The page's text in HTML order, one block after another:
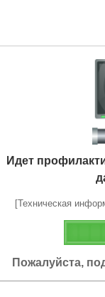
Идет
[Техническая
Пожалуйста,